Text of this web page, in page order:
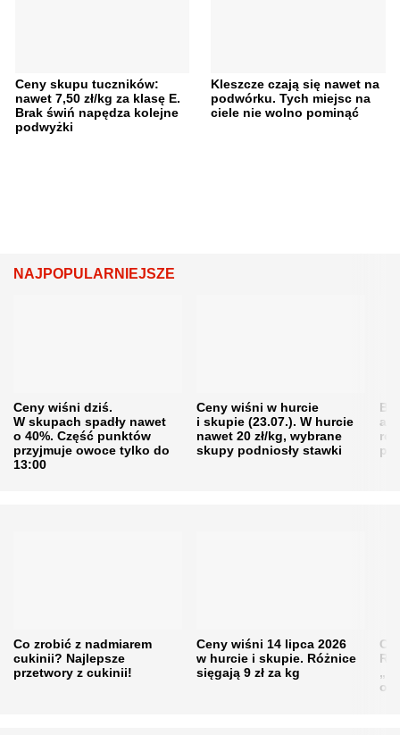
Ceny skupu tuczników:
nawet 7,50 zł/kg za klasę E.
Brak świń napędza kolejne
podwyżki
Kleszcze czają się nawet na
podwórku. Tych miejsc na
ciele nie wolno pominąć
NAJPOPULARNIEJSZE
Ceny wiśni dziś.
W skupach spadły nawet
o 40%. Część punktów
przyjmuje owoce tylko do
13:00
Ceny wiśni w hurcie
i skupie (23.07.). W hurcie
nawet 20 zł/kg, wybrane
skupy podniosły stawki
Co zrobić z nadmiarem
cukinii? Najlepsze
przetwory z cukinii!
Ceny wiśni 14 lipca 2026
w hurcie i skupie. Różnice
sięgają 9 zł za kg